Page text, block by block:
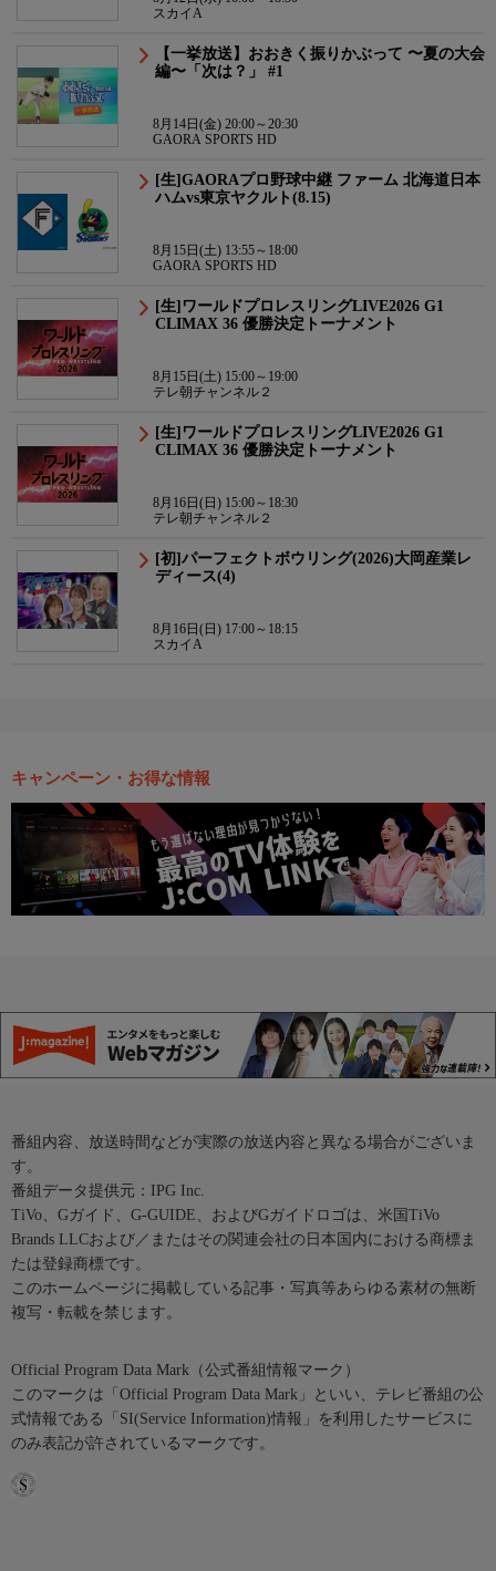
スカイA
【一挙放送】おおきく振りかぶって 〜夏の大会
編〜「次は？」 #1
8月14日(金) 20:00～20:30
GAORA SPORTS HD
[生]GAORAプロ野球中継 ファーム 北海道日本
ハムvs東京ヤクルト(8.15)
8月15日(土) 13:55～18:00
GAORA SPORTS HD
[生]ワールドプロレスリングLIVE2026 G1
CLIMAX 36 優勝決定トーナメント
8月15日(土) 15:00～19:00
テレ朝チャンネル２
[生]ワールドプロレスリングLIVE2026 G1
CLIMAX 36 優勝決定トーナメント
8月16日(日) 15:00～18:30
テレ朝チャンネル２
[初]パーフェクトボウリング(2026)大岡産業レ
ディース(4)
8月16日(日) 17:00～18:15
スカイA
キャンペーン・お得な情報
番組内容、放送時間などが実際の放送内容と異なる場合がございま
す。
番組データ提供元：IPG Inc.
TiVo、Gガイド、G-GUIDE、およびGガイドロゴは、米国TiVo
Brands LLCおよび／またはその関連会社の日本国内における商標ま
たは登録商標です。
このホームページに掲載している記事・写真等あらゆる素材の無断
複写・転載を禁じます。
Official Program Data Mark（公式番組情報マーク）
このマークは「Official Program Data Mark」といい、テレビ番組の公
式情報である「SI(Service Information)情報」を利用したサービスに
のみ表記が許されているマークです。